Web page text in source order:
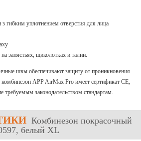
гибким уплотнением отверстия для лица
запястьях, щиколотках и талии.
швы обеспечивают защиту от проникновения
APP AirMax Pro имеет сертификат СЕ,
требуемым законодательством стандартам.
Комбинезон покрасочный
белый ХL